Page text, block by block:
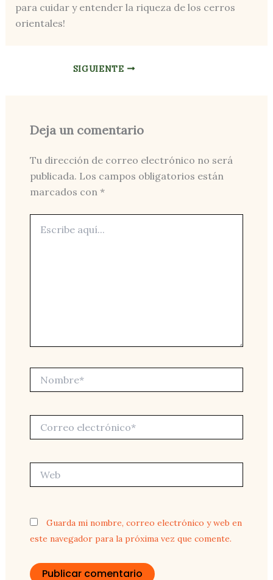
para cuidar y entender la riqueza de los cerros
orientales!
SIGUIENTE
Deja un comentario
Tu dirección de correo electrónico no será
publicada. Los campos obligatorios están
marcados con *
aquí...
electrónico*
Guarda mi nombre, correo electrónico y web en
este navegador para la próxima vez que comente.